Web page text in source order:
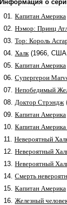
Информация о
01. Капитан Америка
02. Нэмор: Принц
03. Тор: Король
04. Халк (1966,
05. Капитан Америка
06. Супергерои
07. Непобедимый
08. Доктор Стрэндж
09. Капитан Америка
10. Капитан
11. Невероятный
12. Невероятный
13. Невероятный
14. Смерть
15. Капитан Америка
16. Железный